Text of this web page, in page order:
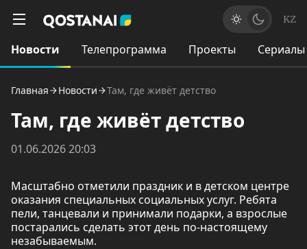
KZ
Новости Телепрограмма Проекты Сериалы
Главная Новости Там, где живёт детство
Там, где живёт детство
01.06.2026 20:03
Масштабно отметили праздник и в детском центре
оказания специальных социальных услуг. Ребята
пели, танцевали и принимали подарки, а взрослые
постарались сделать этот день по-настоящему
незабываемым.